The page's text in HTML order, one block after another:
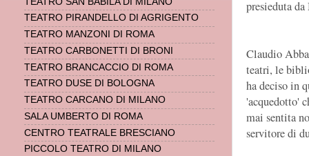
presieduta
Claudio
teatri, le
ha deciso in
'acquedotto'
mai sentita
servitore di
TEATRO PIRANDELLO DI AGRIGENTO
TEATRO MANZONI DI ROMA
TEATRO CARBONETTI DI BRONI
TEATRO BRANCACCIO DI ROMA
TEATRO DUSE DI BOLOGNA
TEATRO CARCANO DI MILANO
SALA UMBERTO DI ROMA
CENTRO TEATRALE BRESCIANO
PICCOLO TEATRO DI MILANO